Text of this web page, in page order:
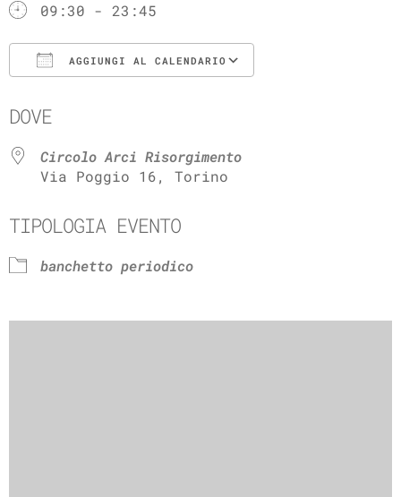
09:30 - 23:45
AGGIUNGI AL CALENDARIO
DOVE
Circolo Arci Risorgimento
Via Poggio 16, Torino
TIPOLOGIA EVENTO
banchetto periodico